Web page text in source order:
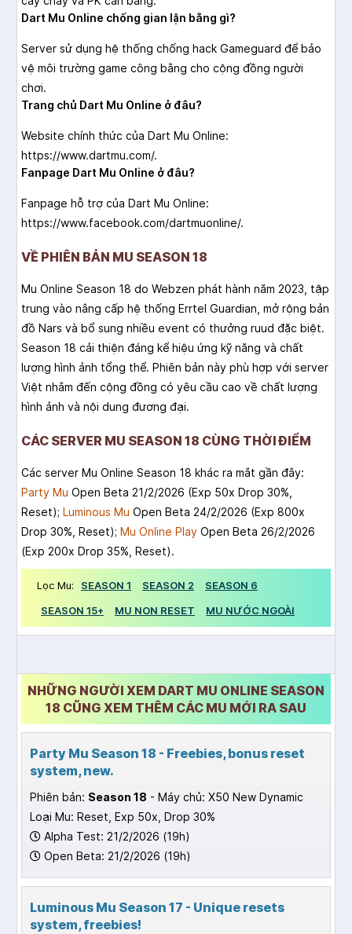
Dart Mu Online chống gian lận bằng gì?
Server sử dụng hệ thống chống hack Gameguard để bảo
vệ môi trường game công bằng cho cộng đồng người
chơi.
Trang chủ Dart Mu Online ở đâu?
Website chính thức của Dart Mu Online:
https://www.dartmu.com/.
Fanpage Dart Mu Online ở đâu?
Fanpage hỗ trợ của Dart Mu Online:
https://www.facebook.com/dartmuonline/.
VỀ PHIÊN BẢN MU SEASON 18
Mu Online Season 18 do Webzen phát hành năm 2023, tập
trung vào nâng cấp hệ thống Errtel Guardian, mở rộng bản
đồ Nars và bổ sung nhiều event có thưởng ruud đặc biệt.
Season 18 cải thiện đáng kể hiệu ứng kỹ năng và chất
lượng hình ảnh tổng thể. Phiên bản này phù hợp với server
Việt nhắm đến cộng đồng có yêu cầu cao về chất lượng
hình ảnh và nội dung đương đại.
CÁC SERVER MU SEASON 18 CÙNG THỜI ĐIỂM
Các server Mu Online Season 18 khác ra mắt gần đây:
Party Mu Open Beta 21/2/2026 (Exp 50x Drop 30%,
Reset); Luminous Mu Open Beta 24/2/2026 (Exp 800x
Drop 30%, Reset); Mu Online Play Open Beta 26/2/2026
(Exp 200x Drop 35%, Reset).
Lọc Mu: SEASON 1 SEASON 2
SEASON 6
SEASON 15+
MU NON RESET MU NƯỚC NGOÀI
NHỮNG NGƯỜI XEM DART MU ONLINE SEASON
18 CŨNG XEM THÊM CÁC MU MỚI RA SAU
Party Mu Season 18 - Freebies, bonus reset
system, new.
Phiên bản: Season 18 - Máy chủ: X50 New Dynamic
Loại Mu: Reset, Exp 50x, Drop 30%
Alpha Test: 21/2/2026 (19h)
Open Beta: 21/2/2026 (19h)
Luminous Mu Season 17 - Unique resets
system, freebies!